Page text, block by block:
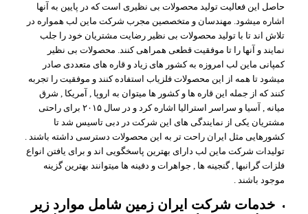
حاصل این فعالیت تولید محصولات بی نظیری است که در پایین به آنها
اشاره میشود. مهندسان و متخصصین مجرب شرکت ماین لب همواره در
تلاش اند تا با تولید محصولات بی نظیر رضایت مشتریان خود را جلب
نمایند و آنها را تا موفقیت قطعی همراهی کنند. محصولات بی نظیر
کمپانی ماین لب امروزه به کشور های زیاد و قاره های متعددی صادر
میشود تا همه از این محصولات فلزیاب استفاده کنند و موفقیت را تجربه
کنند که از جمله این قاره ها و کشور ها میتوان به اروپا , آمریکا , شرق
میانه , آسیا و سراسر استرالیا اشاره کرد و در سال ۲۰۱۵ برای راحتی
مشتریان یکی از نمایندگی های این شرکت در دبی تاسیس شد تا
کشورهایی مثل ایران راحت تر به این محصولات دسترسی داشته باشند .
تولیدات شرکت ماین لب دارای بهترین پاسخگویی اند و برای یافتن انواع
فلزات گرانبها , گنجینه ها , جواهرات و دفینه ها میتوانند بهترین گزینه
موجود باشند .
خدمات شرکت ایران زمین شامل موارد زیر